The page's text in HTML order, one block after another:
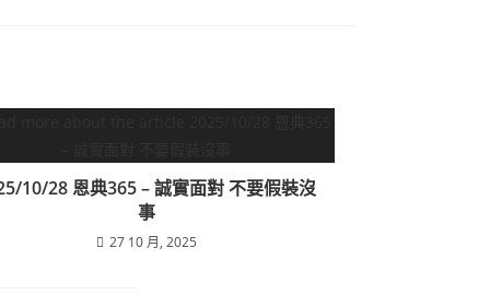
10/28 恩典365 – 誠實面對 不要假裝沒
事
27 10 月, 2025